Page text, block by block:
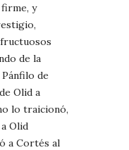
y
de la
de
Olid a
lo traicionó,
Olid
a Cortés al